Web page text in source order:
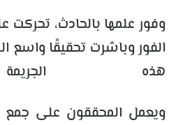
وفور علمها بالحادث، تحركت
الفور وباشرت تحقيقًا
هذه
ويعمل المحققون على جمع